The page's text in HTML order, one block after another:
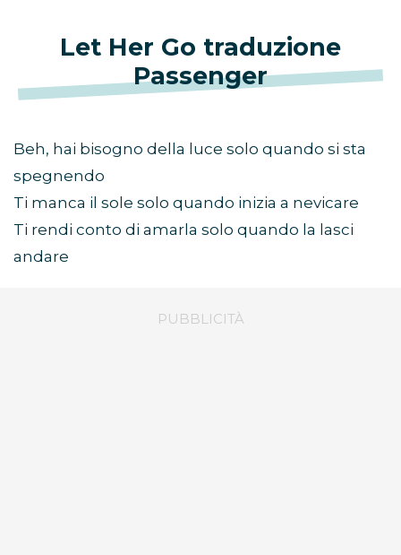
Let Her Go traduzione
Passenger
Beh, hai bisogno della luce solo quando si sta
spegnendo
Ti manca il sole solo quando inizia a nevicare
Ti rendi conto di amarla solo quando la lasci
andare